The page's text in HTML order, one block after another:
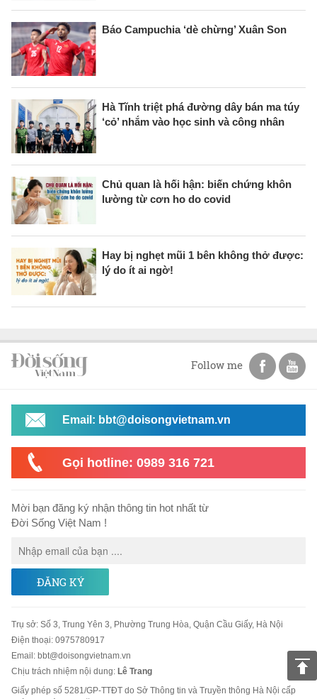
Báo Campuchia ‘dè chừng’ Xuân Son
Hà Tĩnh triệt phá đường dây bán ma túy
‘cỏ’ nhắm vào học sinh và công nhân
Chủ quan là hối hận: biến chứng khôn
lường từ cơn ho do covid
Hay bị nghẹt mũi 1 bên không thở được:
lý do ít ai ngờ!
Follow me
Email: bbt@doisongvietnam.vn
Gọi hotline: 0989 316 721
Mời bạn đăng ký nhận thông tin hot nhất từ
Đời Sống Việt Nam !
ĐĂNG KÝ
Trụ sở: Số 3, Trung Yên 3, Phường Trung Hòa, Quận Cầu Giấy, Hà Nội
Điện thoại: 0975780917
Email: bbt@doisongvietnam.vn
Chịu trách nhiệm nội dung: Lê Trang
Giấy phép số 5281/GP-TTĐT do Sở Thông tin và Truyền thông Hà Nội cấp